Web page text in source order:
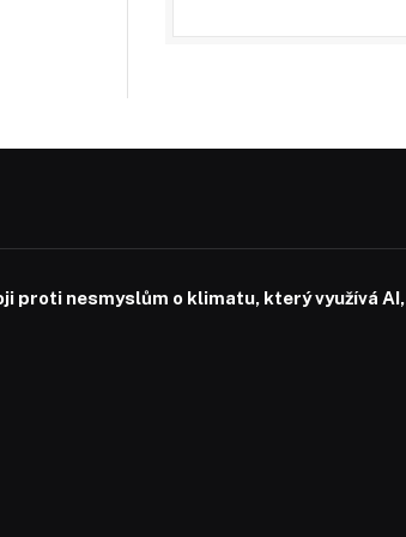
proti nesmyslům o klimatu, který využívá